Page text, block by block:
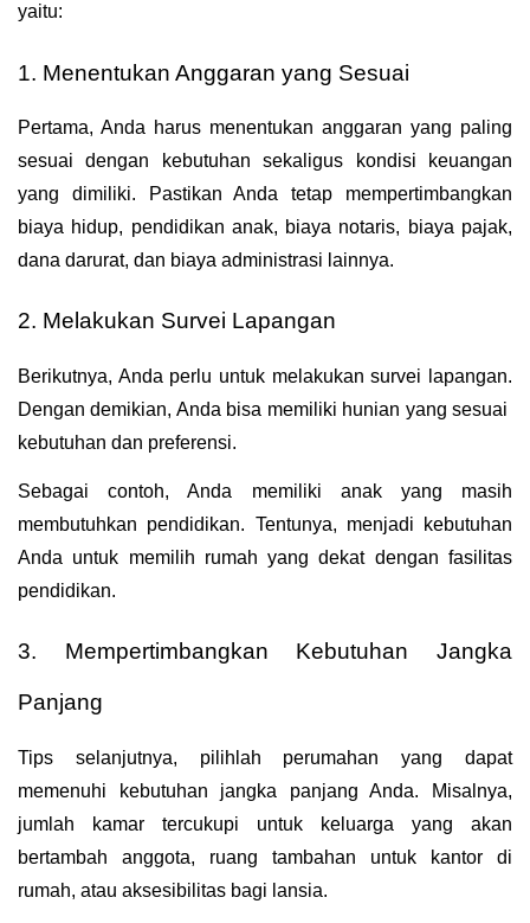
yaitu:
1. Menentukan Anggaran yang Sesuai
Pertama, Anda harus menentukan anggaran yang paling
sesuai dengan kebutuhan sekaligus kondisi keuangan
yang dimiliki. Pastikan Anda tetap mempertimbangkan
biaya hidup, pendidikan anak, biaya notaris, biaya pajak,
dana darurat, dan biaya administrasi lainnya.
2. Melakukan Survei Lapangan
Berikutnya, Anda perlu untuk melakukan survei lapangan.
Dengan demikian, Anda bisa memiliki hunian yang sesuai
kebutuhan dan preferensi.
Sebagai contoh, Anda memiliki anak yang masih
membutuhkan pendidikan. Tentunya, menjadi kebutuhan
Anda untuk memilih rumah yang dekat dengan fasilitas
pendidikan.
3. Mempertimbangkan Kebutuhan Jangka
Panjang
Tips selanjutnya, pilihlah perumahan yang dapat
memenuhi kebutuhan jangka panjang Anda. Misalnya,
jumlah kamar tercukupi untuk keluarga yang akan
bertambah anggota, ruang tambahan untuk kantor di
rumah, atau aksesibilitas bagi lansia.